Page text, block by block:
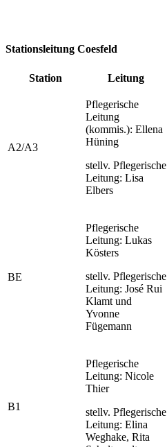
Stationsleitung Coesfeld
Station Leitung
A2/A3
Pflegerische
Leitung
(kommis.): Ellena
Hüning
stellv. Pflegerische
Leitung: Lisa
Elbers
BE
Pflegerische
Leitung: Lukas
Kösters
stellv. Pflegerische
Leitung: José Rui
Klamt und
Yvonne
Fügemann
B1
Pflegerische
Leitung: Nicole
Thier
stellv. Pflegerische
Leitung: Elina
Weghake, Rita